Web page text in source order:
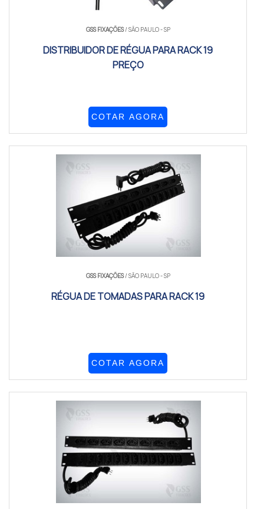
GSS FIXAÇÕES/ SÃO PAULO - SP
DISTRIBUIDOR DE RÉGUA PARA RACK 19
PREÇO
COTAR AGORA
GSS FIXAÇÕES/ SÃO PAULO - SP
RÉGUA DE TOMADAS PARA RACK 19
COTAR AGORA